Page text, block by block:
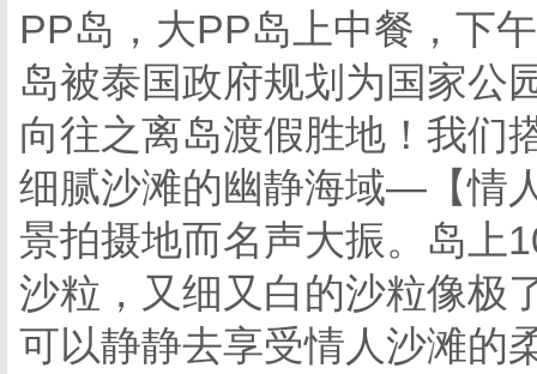
PP岛，大PP岛上中餐，下
岛被泰国政府规划为国家公
向往之离岛渡假胜地！我们
细腻沙滩的幽静海域—【情
景拍摄地而名声大振。岛上
沙粒，又细又白的沙粒像极
可以静静去享受情人沙滩的